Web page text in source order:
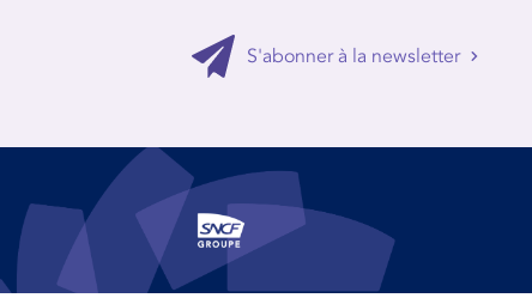
S'abonner à la newsletter